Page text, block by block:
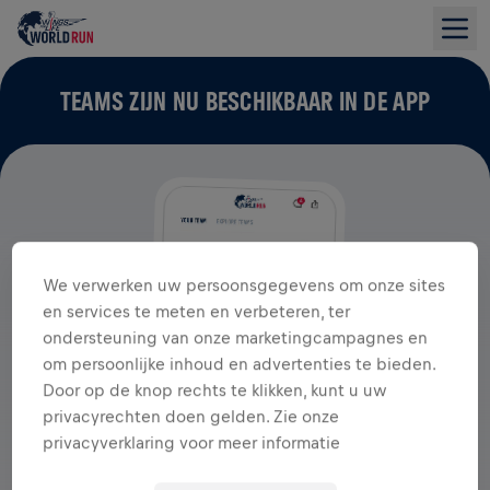
TEAMS ZIJN NU BESCHIKBAAR IN DE APP
We verwerken uw persoonsgegevens om onze sites
en services te meten en verbeteren, ter
ondersteuning van onze marketingcampagnes en
om persoonlijke inhoud en advertenties te bieden.
Door op de knop rechts te klikken, kunt u uw
privacyrechten doen gelden. Zie onze
privacyverklaring voor meer informatie